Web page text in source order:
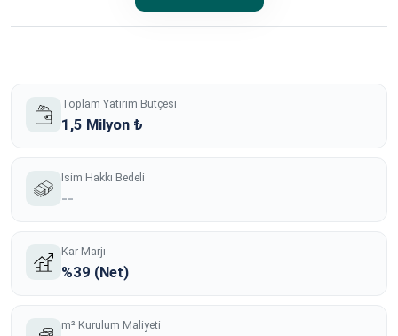
Toplam Yatırım Bütçesi
1,5 Milyon ₺
İsim Hakkı Bedeli
--
Kar Marjı
%39 (Net)
m² Kurulum Maliyeti